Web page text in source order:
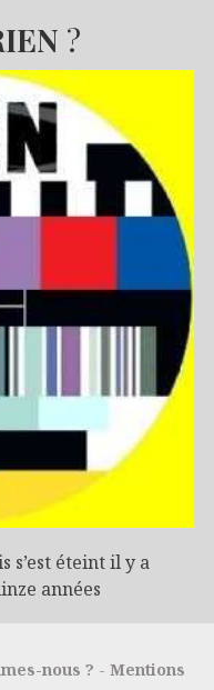
?
s’est éteint il y a
années
nous ? - Mentions